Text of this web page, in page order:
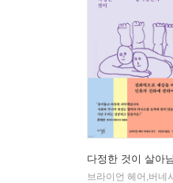
다정한 것이 살아